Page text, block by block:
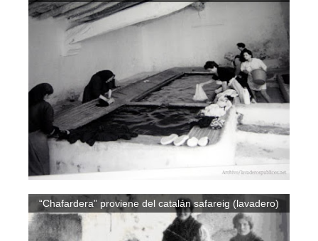
“Chafardera” proviene del catalán safareig (lavadero)